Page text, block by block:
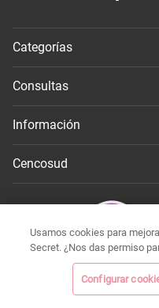
Categorías
Consultas
Información
Cencosud
Todos los
Usamos cookies para
Secret. ¿Nos das permiso
Configurar